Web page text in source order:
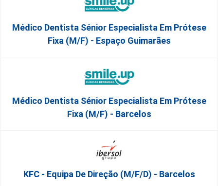
Médico Dentista Sénior Especialista Em Prótese
Fixa (M/F) - Espaço Guimarães
Médico Dentista Sénior Especialista Em Prótese
Fixa (M/F) - Barcelos
KFC - Equipa De Direção (m/f/d) - Barcelos